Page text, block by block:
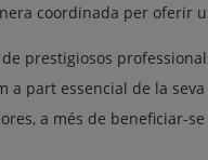
coordinada per oferir
de prestigiosos
part essencial de la
a més de beneficiar-